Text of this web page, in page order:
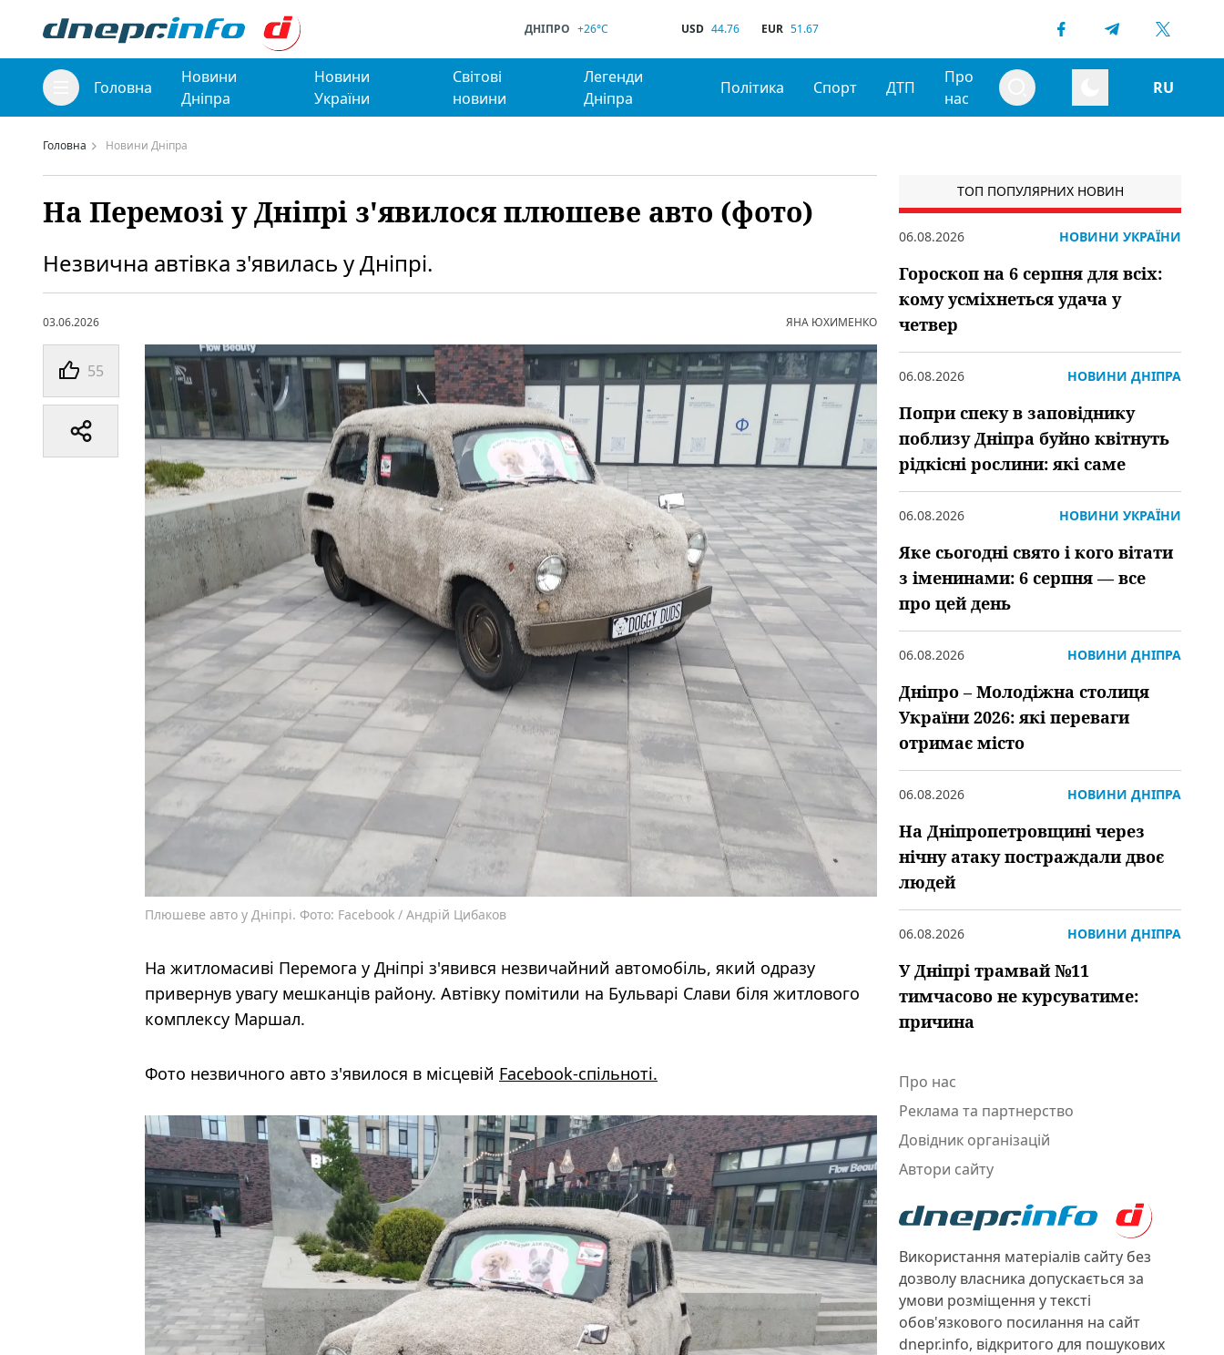
ДНІПРО +26°C USD 44.76 EUR 51.67
Головна
Новини
Дніпра
Новини
України
Світові
новини
Легенди
Дніпра
Політика Спорт ДТП
Про
нас
RU
Головна Новини Дніпра
На Перемозі у Дніпрі з'явилося плюшеве авто (фото)
Незвична автівка з'явилась у Дніпрі.
03.06.2026 ЯНА ЮХИМЕНКО
55
Плюшеве авто у Дніпрі. Фото: Facebook / Андрій Цибаков
На житломасиві Перемога у Дніпрі з'явився незвичайний автомобіль, який одразу
привернув увагу мешканців району. Автівку помітили на Бульварі Слави біля житлового
комплексу Маршал.
Фото незвичного авто з'явилося в місцевій Facebook-cпільноті.
ТОП ПОПУЛЯРНИХ НОВИН
06.08.2026 НОВИНИ УКРАЇНИ
Гороскоп на 6 серпня для всіх:
кому усміхнеться удача у
четвер
06.08.2026 НОВИНИ ДНІПРА
Попри спеку в заповіднику
поблизу Дніпра буйно квітнуть
рідкісні рослини: які саме
06.08.2026 НОВИНИ УКРАЇНИ
Яке сьогодні свято і кого вітати
з іменинами: 6 серпня — все
про цей день
06.08.2026 НОВИНИ ДНІПРА
Дніпро – Молодіжна столиця
України 2026: які переваги
отримає місто
06.08.2026 НОВИНИ ДНІПРА
На Дніпропетровщині через
нічну атаку постраждали двоє
людей
06.08.2026 НОВИНИ ДНІПРА
У Дніпрі трамвай №11
тимчасово не курсуватиме:
причина
Про нас
Реклама та партнерство
Довідник організацій
Автори сайту
Використання матеріалів сайту без
дозволу власника допускається за
умови розміщення у тексті
обов'язкового посилання на сайт
dnepr.info, відкритого для пошукових